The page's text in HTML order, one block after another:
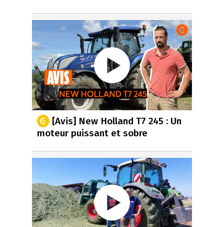
[Avis] New Holland T7 245 : Un
moteur puissant et sobre